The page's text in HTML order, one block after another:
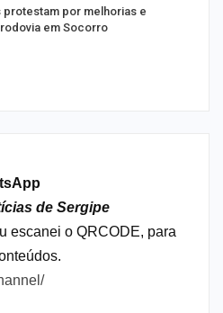
protestam por melhorias e
em Socorro
de Sergipe
escanei o QRCODE, para